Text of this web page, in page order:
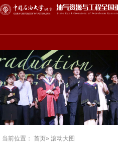
当前位置：首页» 滚动大图